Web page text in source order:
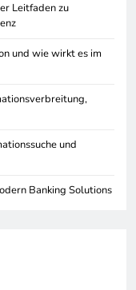
Leitfaden zu
und wie wirkt es im
und
Banking Solutions